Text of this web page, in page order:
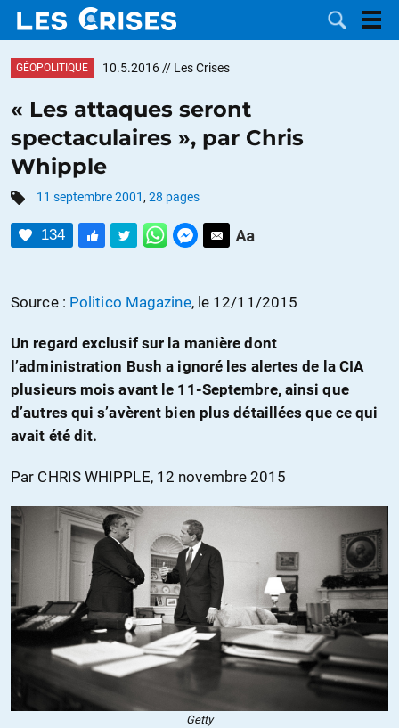
DOSSIERS
CATÉGORIES
MOTS CLÉS
DON
GÉOPOLITIQUE 10.5.2016 // Les Crises
« Les attaques seront
spectaculaires », par Chris
Whipple
11 septembre 2001 , 28 pages
134
Source : Politico Magazine, le 12/11/2015
Un regard exclusif sur la manière dont
l’administration Bush a ignoré les alertes de la CIA
plusieurs mois avant le 11-Septembre, ainsi que
d’autres qui s’avèrent bien plus détaillées que ce qui
avait été dit.
Par CHRIS WHIPPLE, 12 novembre 2015
Getty